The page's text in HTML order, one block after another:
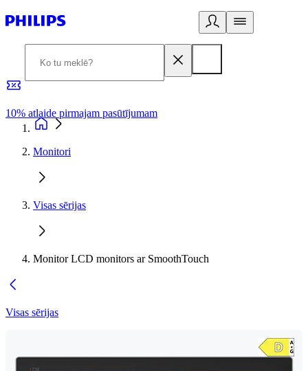
10% atlaide pirmajam pasūtījumam
Monitori
Visas sērijas
Monitor LCD monitors ar SmoothTouch
Visas sērijas